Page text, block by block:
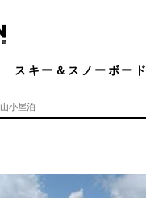
スキー＆スノーボード
山小屋泊